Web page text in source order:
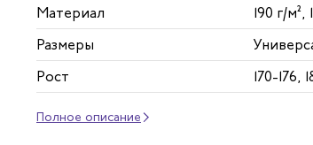
Материал
190 г/м²,
Размеры
Рост
170-176,
Полное описание